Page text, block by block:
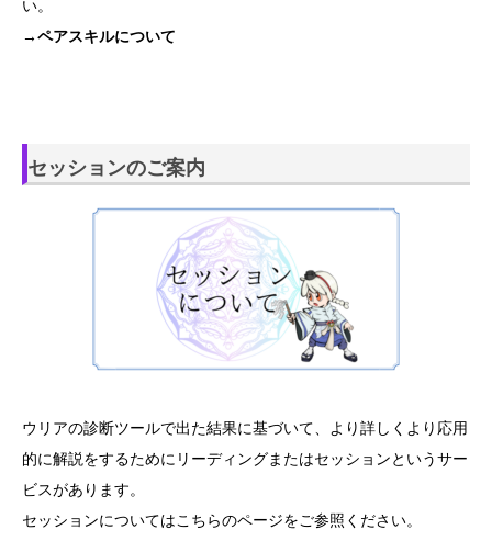
い。
→ペアスキルについて
セッションのご案内
ウリアの診断ツールで出た結果に基づいて、より詳しくより応用
的に解説をするためにリーディングまたはセッションというサー
ビスがあります。
セッションについてはこちらのページをご参照ください。